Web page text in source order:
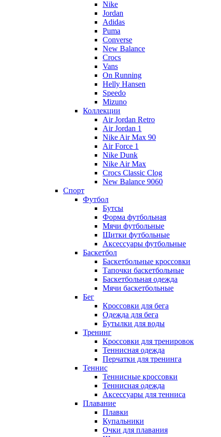
Nike
Jordan
Adidas
Puma
Converse
New Balance
Crocs
Vans
On Running
Helly Hansen
Speedo
Mizuno
Коллекции
Air Jordan Retro
Air Jordan 1
Nike Air Max 90
Air Force 1
Nike Dunk
Nike Air Max
Crocs Classic Clog
New Balance 9060
Спорт
Футбол
Бутсы
Форма футбольная
Мячи футбольные
Щитки футбольные
Аксессуары футбольные
Баскетбол
Баскетбольные кроссовки
Тапочки баскетбольные
Баскетбольная одежда
Мячи баскетбольные
Бег
Кроссовки для бега
Одежда для бега
Бутылки для воды
Тренинг
Кроссовки для тренировок
Теннисная одежда
Перчатки для тренинга
Теннис
Теннисные кроссовки
Теннисная одежда
Аксессуары для тенниса
Плавание
Плавки
Купальники
Очки для плавания